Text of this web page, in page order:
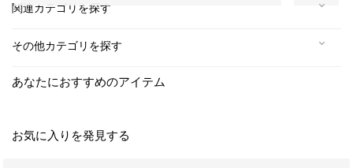
関連カテゴリを探す
その他カテゴリを探す
あなたにおすすめのアイテム
お気に入りを発見する